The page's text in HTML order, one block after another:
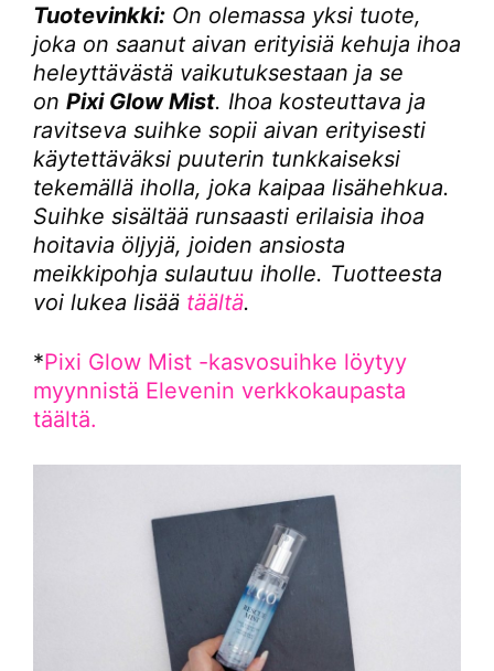
Tuotevinkki: On olemassa yksi tuote,
joka on saanut aivan erityisiä kehuja ihoa
heleyttävästä vaikutuksestaan ja se
on PixiGlow Mist. Ihoa kosteuttava ja
ravitseva suihke sopii aivan erityisesti
käytettäväksi puuterin tunkkaiseksi
tekemällä iholla, joka kaipaa lisähehkua.
Suihke sisältää runsaasti erilaisia ihoa
hoitavia öljyjä, joiden ansiosta
meikkipohja sulautuu iholle. Tuotteesta
voi lukea lisää täältä.
*Pixi Glow Mist -kasvosuihke löytyy
myynnistä Elevenin verkkokaupasta
täältä.